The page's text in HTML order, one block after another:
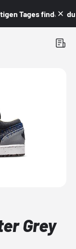
Tages findest du
Grey